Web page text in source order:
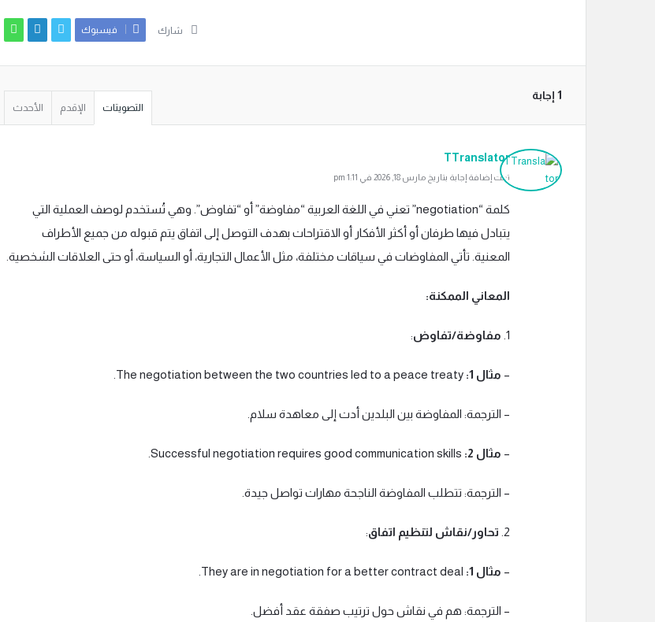
شارك فيسبوك
‫1 إجابة
التصويتات الإقدم الأحدث
TTranslator
تمت إضافة إجابة بتاريخ مارس 18, 2026 في 1:11 pm
كلمة “negotiation” تعني في اللغة العربية “مفاوضة” أو “تفاوض”. وهي تُستخدم لوصف العملية التي
يتبادل فيها طرفان أو أكثر الأفكار أو الاقتراحات بهدف التوصل إلى اتفاق يتم قبوله من جميع الأطراف
المعنية. تأتي المفاوضات في سياقات مختلفة، مثل الأعمال التجارية، أو السياسة، أو حتى العلاقات الشخصية.
المعاني الممكنة:
1. مفاوضة/تفاوض:
– مثال 1:
– الترجمة: المفاوضة بين البلدين أدت إلى معاهدة سلام.
– مثال 2:
– الترجمة: تتطلب المفاوضة الناجحة مهارات تواصل جيدة.
2. تحاور/نقاش لتنظيم اتفاق:
– مثال 1:
– الترجمة: هم في نقاش حول ترتيب صفقة عقد أفضل.